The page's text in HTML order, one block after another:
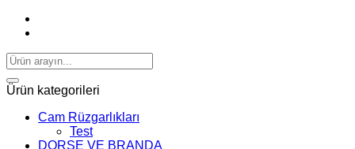
Ara:
Ürün kategorileri
Cam Rüzgarlıkları
Test
DORSE VE BRANDA